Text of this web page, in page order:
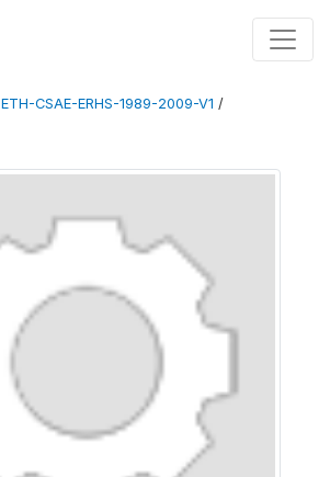
ETH-CSAE-ERHS-1989-2009-V1 /